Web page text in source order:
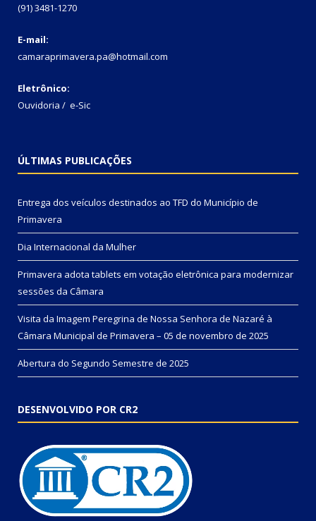
(91) 3481-1270
E-mail:
camaraprimavera.pa@hotmail.com
Eletrônico:
Ouvidoria / e-Sic
ÚLTIMAS PUBLICAÇÕES
Entrega dos veículos destinados ao TFD do Município de
Primavera
Dia Internacional da Mulher
Primavera adota tablets em votação eletrônica para modernizar
sessões da Câmara
Visita da Imagem Peregrina de Nossa Senhora de Nazaré à
Câmara Municipal de Primavera – 05 de novembro de 2025
Abertura do Segundo Semestre de 2025
DESENVOLVIDO POR CR2